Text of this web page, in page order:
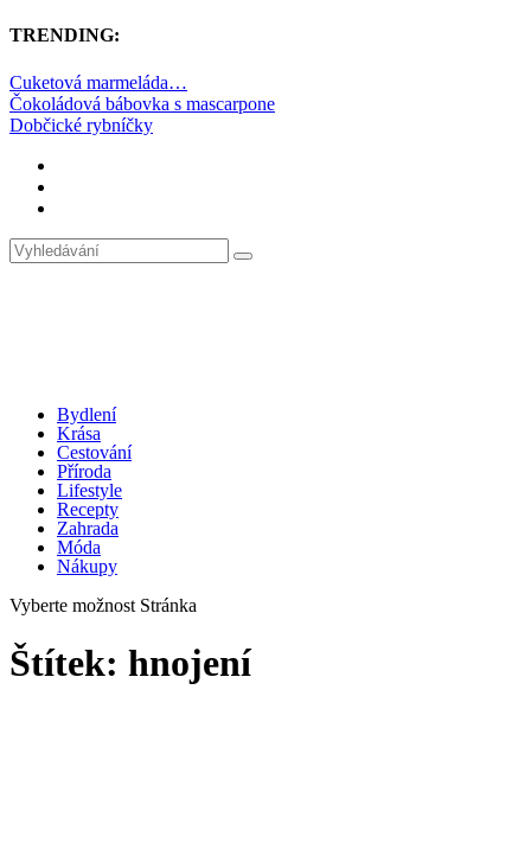
TRENDING:
Cuketová marmeláda…
Čokoládová bábovka s mascarpone
Dobčické rybníčky
Bydlení
Krása
Cestování
Příroda
Lifestyle
Recepty
Zahrada
Móda
Nákupy
Vyberte možnost Stránka
Štítek: hnojení